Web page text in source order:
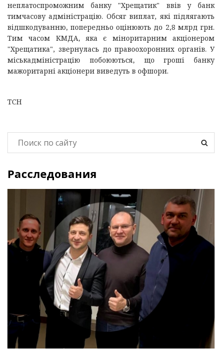
неплатоспроможним банку "Хрещатик" ввів у банк
тимчасову адміністрацію. Обсяг виплат, які підлягають
відшкодуванню, попередньо оцінюють до 2,8 млрд грн.
Тим часом КМДА, яка є міноритарним акціонером
"Хрещатика", звернулась до правоохоронних органів. У
міськадміністрацію побоюються, що гроші банку
мажоритарні акціонери виведуть в офшори.
ТСН
Расследования